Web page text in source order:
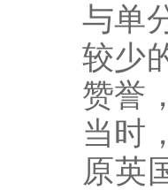
与单
较少
赞誉
当时
原英